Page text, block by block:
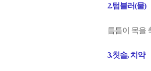
2.텀블러(물)
틈틈이 목을
3.칫솔, 치약